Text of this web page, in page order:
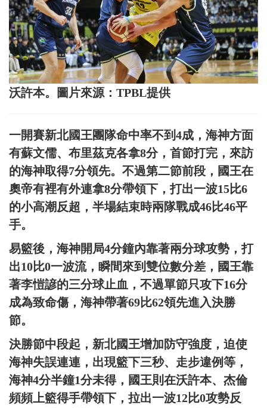
沃許本。圖片來源：TPBL提供
一開賽新北國王團隊命中率不到4成，海神方面
有蘇文儒、布里茲克各拿8分，首節打完，來訪
的海神取得7分領先。不過第二節前段，國王在
奧帝有裡有外連拿8分帶領下，打出一波15比6
的小高潮反超，半場結束時兩隊戰成46比46平
手。
易籃後，海神開局4分鐘內靠著兩分球攻勢，打
出10比0一波流，瞬間來到雙位數分差，國王靠
著李愷諺的三分球止血，不過單節只攻下16分
成為致命傷，海神帶著69比62領先進入決勝
節。
決勝節中段起，新北國王增加防守強度，迫使
海神失誤連連，出現籃下三秒、走步違例等，
海神4分半鐘1分未得，國王則在沃許本、杰倫
頻頻上籃得手帶領下，拉出一波12比0攻勢反